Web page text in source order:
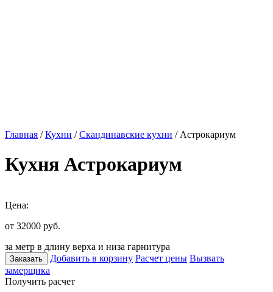
Главная /Кухни /Скандинавские кухни / Астрокариум
Кухня Астрокариум
Цена:
от 32000 руб.
за метр в длину верха и низа гарнитура
Заказать Добавить в корзину Расчет цены Вызвать
замерщика
Получить расчет